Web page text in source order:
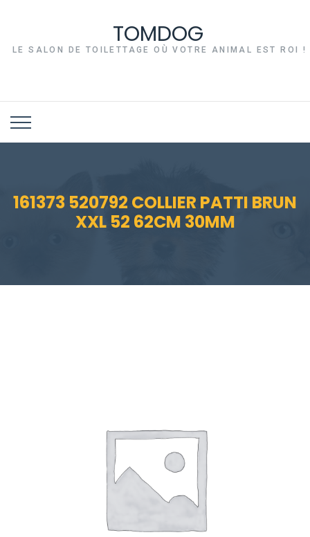
TOMDOG
LE SALON DE TOILETTAGE OÙ VOTRE ANIMAL EST ROI !
161373 520792 COLLIER PATTI BRUN
XXL 52 62CM 30MM